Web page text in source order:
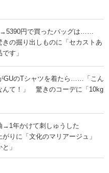
→5390円で買ったバッグは……
の掘り出しものに「セカストあ
す」
GUのTシャツを着たら……「こん
んて！」 驚きのコーデに「10kg
→1年かけて刺しゅうした
に「文化のマリアージュ」
」